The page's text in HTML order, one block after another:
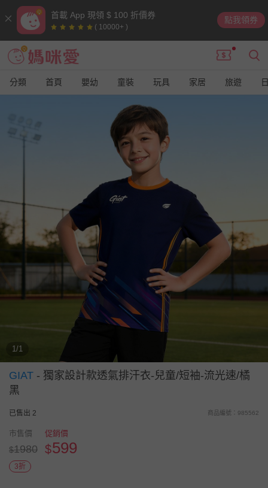
首載 App 現領 $ 100 折價券
( 10000+ )
點我領券
分類 首頁 嬰幼 童裝 玩具 家居 旅遊
1/1
GIAT - 獨家設計款透氣排汗衣-兒童/短袖-流光速/橘
黑
已售出 2 商品編號：985562
市售價
$1980
促銷價
$599
3折